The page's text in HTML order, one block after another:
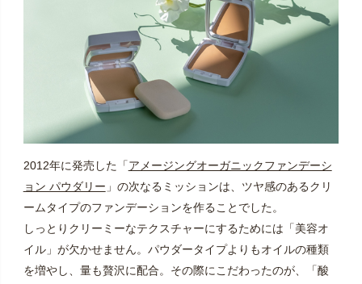
2012年に発売した「アメージングオーガニックファンデーシ
ョン パウダリー 」の次なるミッションは、ツヤ感のあるクリ
ームタイプのファンデーションを作ることでした。
しっとりクリーミーなテクスチャーにするためには「美容オ
イル」が欠かせません。パウダータイプよりもオイルの種類
を増やし、量も贅沢に配合。その際にこだわったのが、「酸